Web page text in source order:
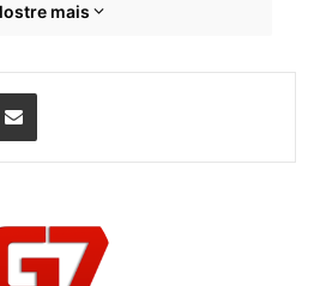
meio da Secretaria de
Eleitoral (TRE), Guarda
Militar do Maranhão
para Conselheiros
da rede municipal de
incluindo zona rural e
mais